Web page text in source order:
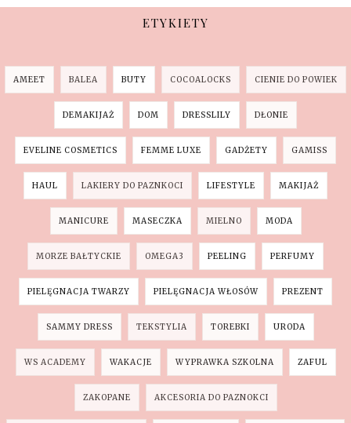
ETYKIETY
AMEET BALEA BUTY COCOALOCKS CIENIE DO POWIEK
DEMAKIJAŻ DOM DRESSLILY DŁONIE
EVELINE COSMETICS FEMME LUXE GADŻETY GAMISS
HAUL LAKIERY DO PAZNKOCI LIFESTYLE MAKIJAŻ
MANICURE MASECZKA MIELNO MODA
MORZE BAŁTYCKIE OMEGA3 PEELING PERFUMY
PIELĘGNACJA TWARZY PIELĘGNACJA WŁOSÓW PREZENT
SAMMY DRESS TEKSTYLIA TOREBKI URODA
WS ACADEMY WAKACJE WYPRAWKA SZKOLNA ZAFUL
ZAKOPANE AKCESORIA DO PAZNOKCI